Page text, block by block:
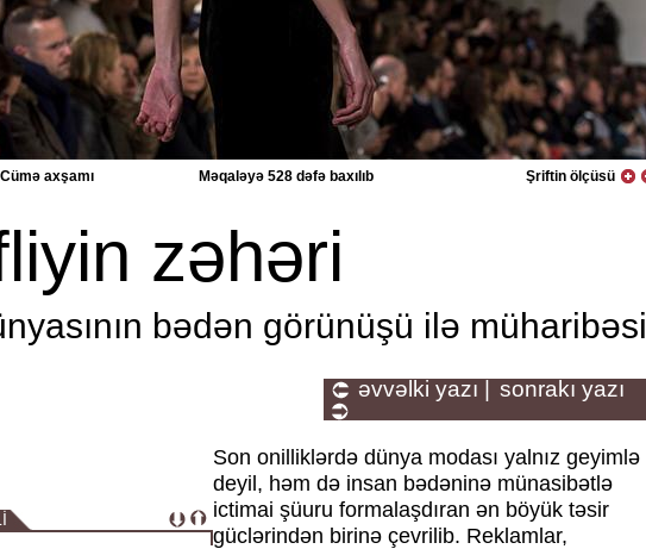
axşamı Məqaləyə 528 dəfə baxılıb Şriftin ölçüsü
zəhəri
bədən görünüşü ilə müharibəsi
əvvəlki yazı | sonrakı yazı
Son onilliklərdə dünya modası yalnız geyimlə
deyil, həm də insan bədəninə münasibətlə
ictimai şüuru formalaşdıran ən böyük təsir
güclərindən birinə çevrilib. Reklamlar,